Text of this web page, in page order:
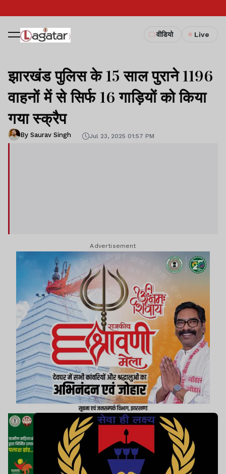
वीडियो Live
झारखंड पुलिस के 15 साल पुराने 1196
वाहनों में से सिर्फ 16 गाड़ियों को किया
गया स्क्रैप
By Saurav Singh Jul 23, 2025 01:57 PM
Advertisement